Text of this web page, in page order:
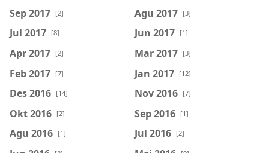
Sep 2017 [2] Agu 2017 [3]
Jul 2017 [8] Jun 2017 [1]
Apr 2017 [2] Mar 2017 [3]
Feb 2017 [7] Jan 2017 [12]
Des 2016 [14] Nov 2016 [7]
Okt 2016 [2] Sep 2016 [1]
Agu 2016 [1] Jul 2016 [2]